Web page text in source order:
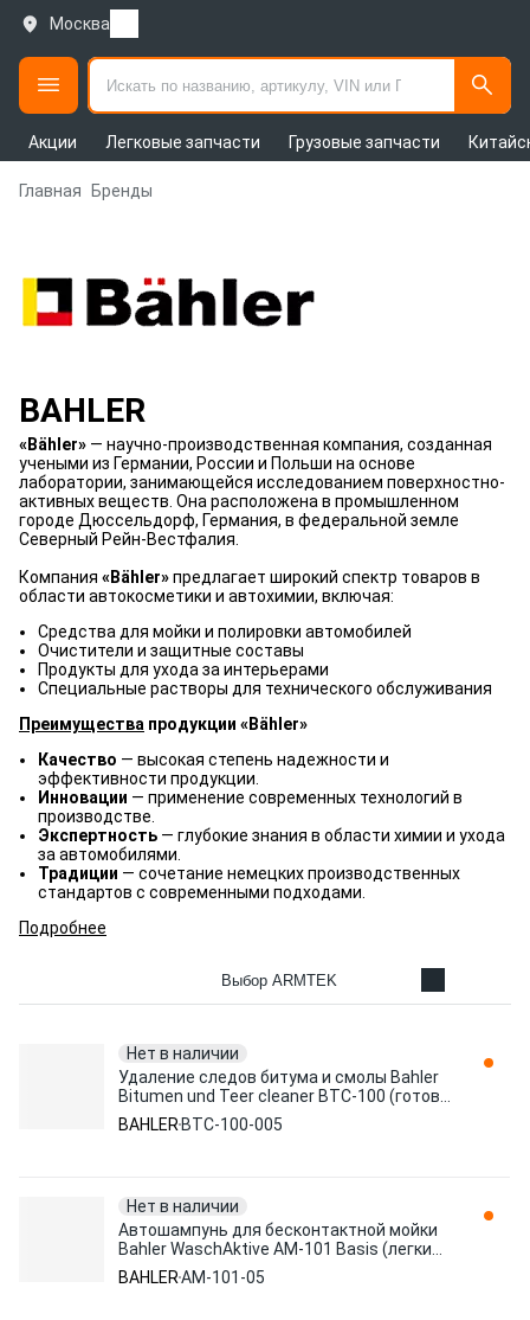
Москва
Акции Легковые запчасти Грузовые запчасти
Главная Бренды
BAHLER
«Bähler» — научно-производственная компания, созданная
учеными из Германии, России и Польши на основе
лаборатории, занимающейся исследованием поверхностно-
активных веществ. Она расположена в промышленном
городе Дюссельдорф, Германия, в федеральной земле
Северный Рейн-Вестфалия.
Компания «Bähler»предлагает широкий спектр товаров в
области автокосметики и автохимии, включая:
Средства для мойки и полировки автомобилей
Очистители и защитные составы
Продукты для ухода за интерьерами
Специальные растворы для технического обслуживания
Преимущества продукции «Bähler»
Качество — высокая степень надежности и
эффективности продукции.
Инновации — применение современных технологий в
производстве.
Экспертность — глубокие знания в области химии и ухода
за автомобилями.
Традиции — сочетание немецких производственных
стандартов с современными подходами.
Подробнее
Выбор ARMTEK
Нет в наличии
Удаление следов битума и смолы Bahler
Bitumen und Teer cleaner BTC-100 (готов
к применению) 0.5л BTC-100-005
BAHLER BTC-100-005
Нет в наличии
Автошампунь для бесконтактной мойки
Bahler WaschAktive AM-101 Basis (легкие
загрязнения) 5л AM-101-05
BAHLERAM-101-05